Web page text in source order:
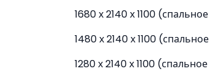
1680 х 2140 х 1100
1480 х 2140 х 1100
1280 х 2140 х 1100